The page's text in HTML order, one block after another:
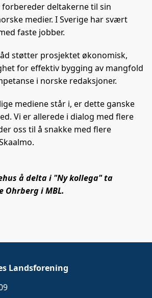
forbereder deltakerne til sin
medier. I Sverige har svært
faste jobber.
støtter prosjektet økonomisk,
for effektiv bygging av mangfold
i norske redaksjoner.
mediene står i, er dette ganske
Vi er allerede i dialog med flere
oss til å snakke med flere
å delta i "Ny kollega" ta
Ohrberg i MBL.
Landsforening